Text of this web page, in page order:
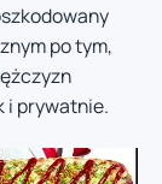
po tym,
i prywatnie.